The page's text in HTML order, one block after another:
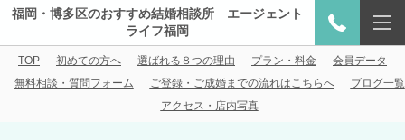
福岡・博多区のおすすめ結婚相談所 エージェント
ライフ福岡
TOP 初めての方へ 選ばれる８つの理由 プラン・料金
会員データ
無料相談・質問フォーム
ご登録・ご成婚までの流れはこちらへ
ブログ一覧
アクセス・店内写真